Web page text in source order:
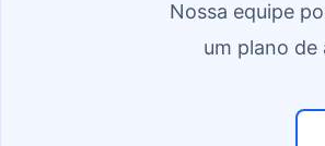
Nossa equipe
um plano de